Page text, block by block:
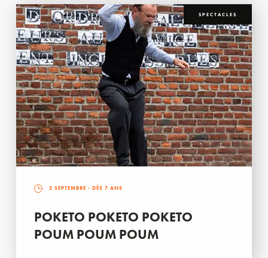
SPECTACLES
2 SEPTEMBRE - DÈS 7 ANS
POKETO POKETO POKETO
POUM POUM POUM